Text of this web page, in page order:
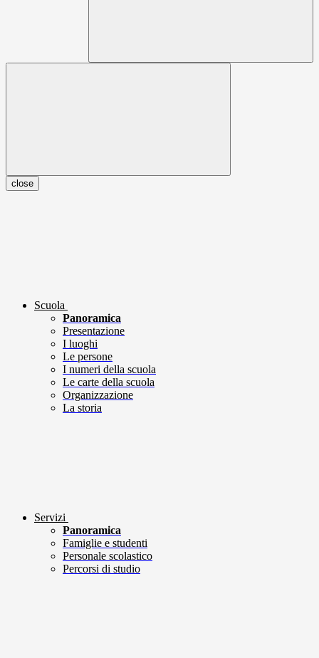
close
Scuola
Panoramica
Presentazione
I luoghi
Le persone
I numeri della scuola
Le carte della scuola
Organizzazione
La storia
Servizi
Panoramica
Famiglie e studenti
Personale scolastico
Percorsi di studio